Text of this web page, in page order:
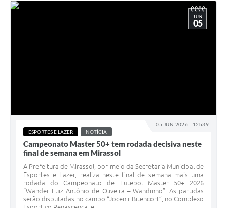
05 JUN 2026 - 12h39
JUN
05
ESPORTES E LAZER NOTÍCIA
Campeonato Master 50+ tem rodada decisiva neste
final de semana em Mirassol
A Prefeitura de Mirassol, por meio da Secretaria Municipal de
Esportes e Lazer, realiza neste final de semana mais uma
rodada do Campeonato de Futebol Master 50+ 2026
“Wander Luiz Antônio de Oliveira – Wandinho”. As partidas
serão disputadas no campo “Jocenir Bitencort”, no Complexo